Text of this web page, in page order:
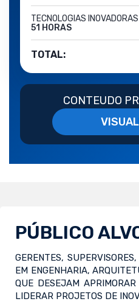
TECNOLOGIAS INOVADORAS
51 HORAS
TOTAL:
CONTEUDO
PÚBLICO
GERENTES,
EM ENGENHARIA,
QUE DESEJAM
LIDERAR PROJETOS DE